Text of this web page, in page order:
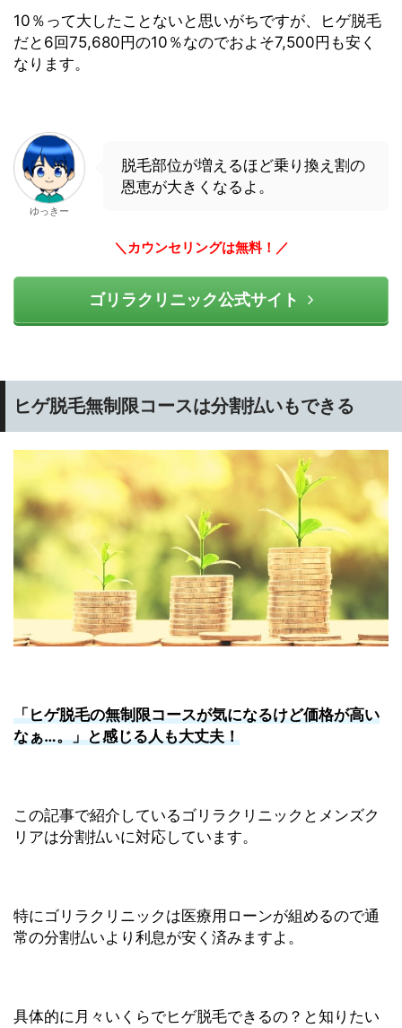
10％って大したことないと思いがちですが、ヒゲ脱毛
だと6回75,680円の10％なのでおよそ7,500円も安く
なります。
ゆっきー
脱毛部位が増えるほど乗り換え割の
恩恵が大きくなるよ。
＼カウンセリングは無料！／
ゴリラクリニック公式サイト
ヒゲ脱毛無制限コースは分割払いもできる
「ヒゲ脱毛の無制限コースが気になるけど価格が高い
なぁ…。」と感じる人も大丈夫！
この記事で紹介しているゴリラクリニックとメンズク
リアは分割払いに対応しています。
特にゴリラクリニックは医療用ローンが組めるので通
常の分割払いより利息が安く済みますよ。
具体的に月々いくらでヒゲ脱毛できるの？と知りたい